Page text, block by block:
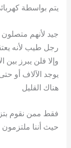
يتم بواسطة
جيد لأنهم
رجل طيب لأنه
وإلا فلن يبرز بين
يوجد الآلاف أو
هناك القليل
فقط ممن نقوم
حيث أننا